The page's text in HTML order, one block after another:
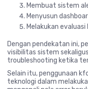
Membuat sistem
Menyusun
Melakukan
Dengan pendekatan ini,
visibilitas sistem
troubleshooting ketika
Selain itu, penggunaan
teknologi dalam